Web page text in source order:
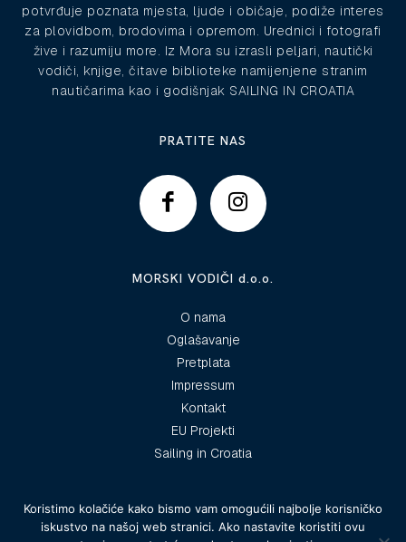
potvrđuje poznata mjesta, ljude i običaje, podiže interes
za plovidbom, brodovima i opremom. Urednici i fotografi
žive i razumiju more. Iz Mora su izrasli peljari, nautički
vodiči, knjige, čitave biblioteke namijenjene stranim
nautičarima kao i godišnjak SAILING IN CROATIA
PRATITE NAS
MORSKI VODIČI d.o.o.
O nama
Oglašavanje
Pretplata
Impressum
Kontakt
EU Projekti
Sailing in Croatia
© 2025 Morski vodiči
Koristimo kolačiće kako bismo vam omogućili najbolje korisničko
iskustvo na našoj web stranici. Ako nastavite koristiti ovu